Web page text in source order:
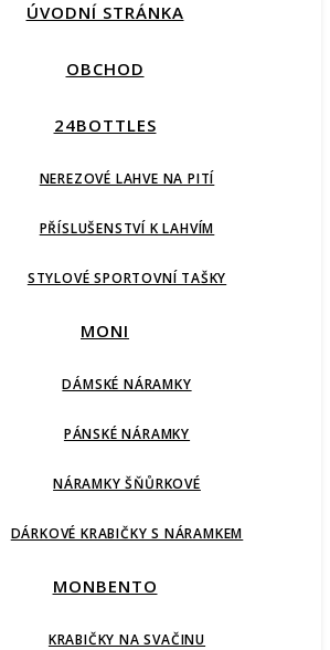
ÚVODNÍ STRÁNKA
OBCHOD
24BOTTLES
NEREZOVÉ LAHVE NA PITÍ
PŘÍSLUŠENSTVÍ K LAHVÍM
STYLOVÉ SPORTOVNÍ TAŠKY
MONI
DÁMSKÉ NÁRAMKY
PÁNSKÉ NÁRAMKY
NÁRAMKY ŠŇŮRKOVÉ
DÁRKOVÉ KRABIČKY S NÁRAMKEM
MONBENTO
KRABIČKY NA SVAČINU